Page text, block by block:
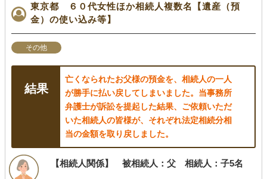
東京都 ６０代女性ほか相続人複数名【遺産（預
金）の使い込み等】
その他
亡くなられたお父様の預金を、相続人の一人
が勝手に払い戻してしまいました。当事務所
弁護士が訴訟を提起した結果、ご依頼いただ
いた相続人の皆様が、それぞれ法定相続分相
当の金額を取り戻しました。
【相続人関係】 被相続人：父 相続人：子5名